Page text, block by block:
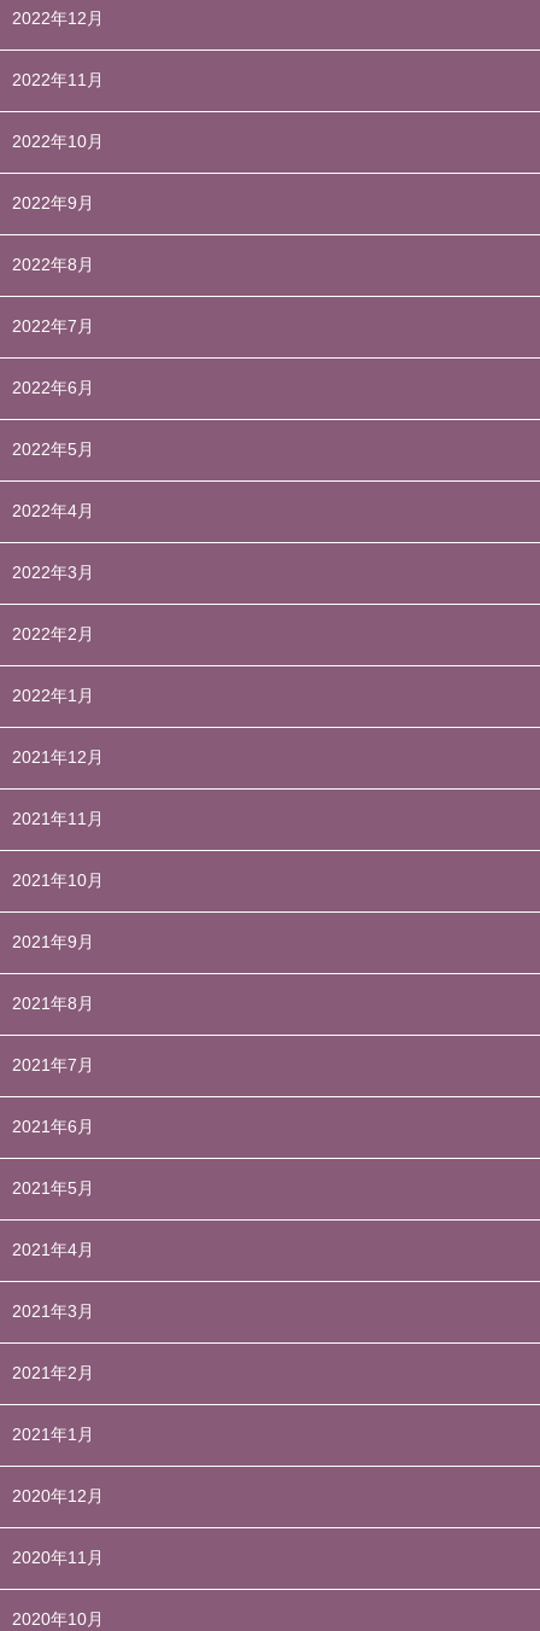
2022年12月
2022年11月
2022年10月
2022年9月
2022年8月
2022年7月
2022年6月
2022年5月
2022年4月
2022年3月
2022年2月
2022年1月
2021年12月
2021年11月
2021年10月
2021年9月
2021年8月
2021年7月
2021年6月
2021年5月
2021年4月
2021年3月
2021年2月
2021年1月
2020年12月
2020年11月
2020年10月